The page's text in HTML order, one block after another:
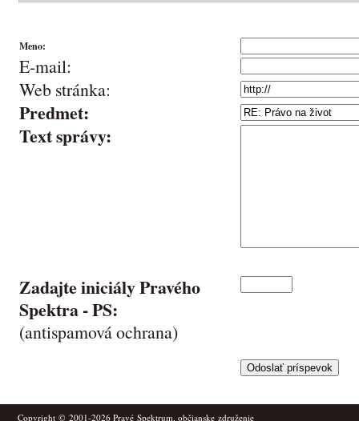
Meno:
E-mail:
Web stránka:
Predmet:
Text správy:
Zadajte iniciály Pravého
Spektra -PS:
(antispamová ochrana)
Copyright © 2001-2026 Pravé Spektrum, občianske združenie